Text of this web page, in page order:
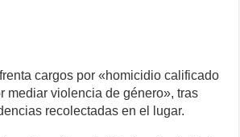
cargos por «homicidio calificado
mediar violencia de género», tras
recolectadas en el lugar.